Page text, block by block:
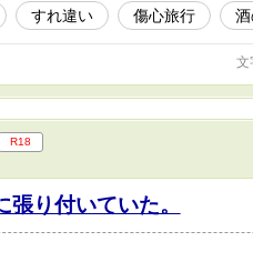
すれ違い 傷心旅行
文
R18
り付いていた。